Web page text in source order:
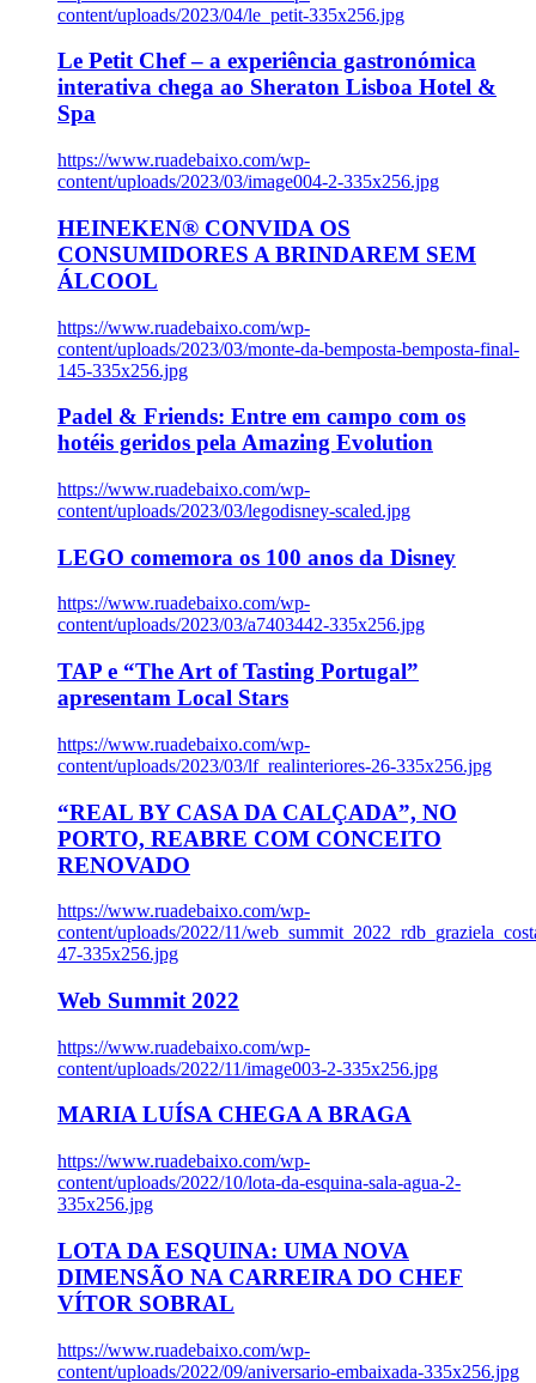
content/uploads/2023/04/le_petit-335x256.jpg
Le Petit Chef – a experiência gastronómica
interativa chega ao Sheraton Lisboa Hotel &
Spa
https://www.ruadebaixo.com/wp-
content/uploads/2023/03/image004-2-335x256.jpg
HEINEKEN® CONVIDA OS
CONSUMIDORES A BRINDAREM SEM
ÁLCOOL
https://www.ruadebaixo.com/wp-
content/uploads/2023/03/monte-da-bemposta-bemposta-final-
145-335x256.jpg
Padel & Friends: Entre em campo com os
hotéis geridos pela Amazing Evolution
https://www.ruadebaixo.com/wp-
content/uploads/2023/03/legodisney-scaled.jpg
LEGO comemora os 100 anos da Disney
https://www.ruadebaixo.com/wp-
content/uploads/2023/03/a7403442-335x256.jpg
TAP e “The Art of Tasting Portugal”
apresentam Local Stars
https://www.ruadebaixo.com/wp-
content/uploads/2023/03/lf_realinteriores-26-335x256.jpg
“REAL BY CASA DA CALÇADA”, NO
PORTO, REABRE COM CONCEITO
RENOVADO
https://www.ruadebaixo.com/wp-
content/uploads/2022/11/
47-335x256.jpg
Web Summit 2022
https://www.ruadebaixo.com/wp-
content/uploads/2022/11/image003-2-335x256.jpg
MARIA LUÍSA CHEGA A BRAGA
https://www.ruadebaixo.com/wp-
content/uploads/2022/10/lota-da-esquina-sala-agua-2-
335x256.jpg
LOTA DA ESQUINA: UMA NOVA
DIMENSÃO NA CARREIRA DO CHEF
VÍTOR SOBRAL
https://www.ruadebaixo.com/wp-
content/uploads/2022/09/aniversario-embaixada-335x256.jpg